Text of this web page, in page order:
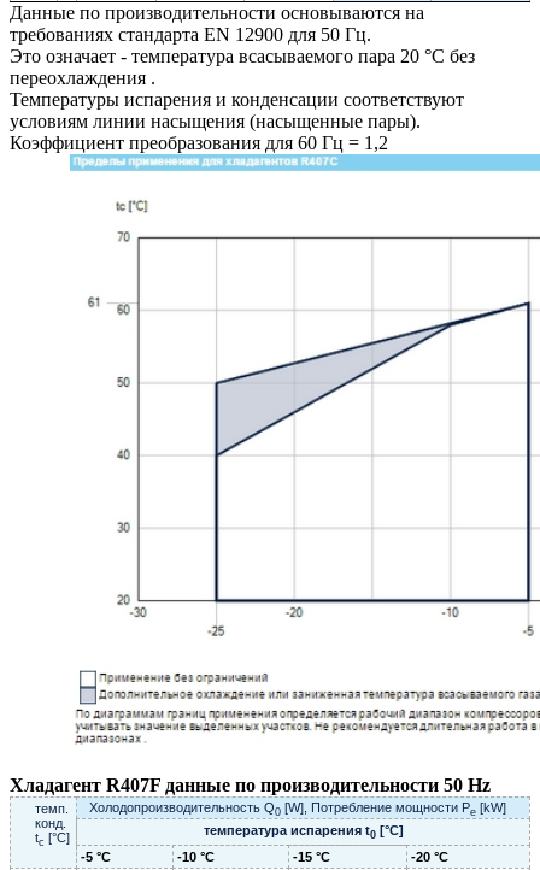
Данные по производительности основываются на
требованиях стандарта EN 12900 для 50 Гц.
Это означает - температура всасываемого пара 20 °C без
переохлаждения .
Температуры испарения и конденсации соответствуют
условиям линии насыщения (насыщенные пары).
Коэффициент преобразования для 60 Гц = 1,2
Хладагент R407F данные по производительности 50 Hz
темп.
конд.
tc [°C]
Холодопроизводительность Q0 [W], Потребление мощности Pe [kW]
температура испарения t0[°C]
-5 °C
-10 °C -15 °C
-20 °C